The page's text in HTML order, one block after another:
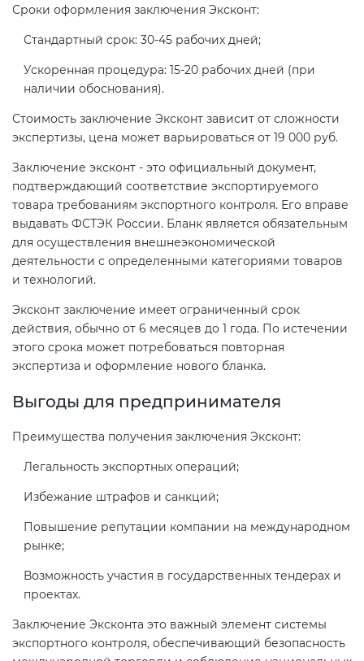
Сроки оформления заключения Эксконт:
Стандартный срок: 30-45 рабочих дней;
Ускоренная процедура: 15-20 рабочих дней (при
наличии обоснования).
Стоимость заключение Эксконт зависит от сложности
экспертизы, цена может варьироваться от 19 000 руб.
Заключение эксконт - это официальный документ,
подтверждающий соответствие экспортируемого
товара требованиям экспортного контроля. Его вправе
выдавать ФСТЭК России. Бланк является обязательным
для осуществления внешнеэкономической
деятельности с определенными категориями товаров
и технологий.
Эксконт заключение имеет ограниченный срок
действия, обычно от 6 месяцев до 1 года. По истечении
этого срока может потребоваться повторная
экспертиза и оформление нового бланка.
Выгоды для предпринимателя
Преимущества получения заключения Эксконт:
Легальность экспортных операций;
Избежание штрафов и санкций;
Повышение репутации компании на международном
рынке;
Возможность участия в государственных тендерах и
проектах.
Заключение Эксконта это важный элемент системы
экспортного контроля, обеспечивающий безопасность